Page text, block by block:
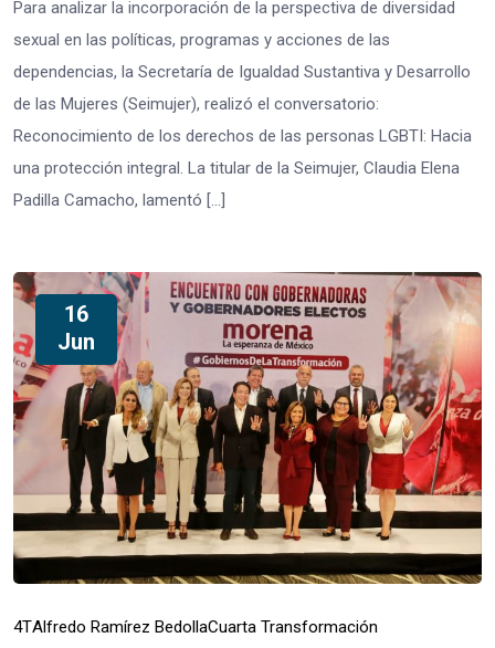
Para analizar la incorporación de la perspectiva de diversidad
sexual en las políticas, programas y acciones de las
dependencias, la Secretaría de Igualdad Sustantiva y Desarrollo
de las Mujeres (Seimujer), realizó el conversatorio:
Reconocimiento de los derechos de las personas LGBTI: Hacia
una protección integral. La titular de la Seimujer, Claudia Elena
Padilla Camacho, lamentó […]
16
Jun
4TAlfredo Ramírez BedollaCuarta Transformación